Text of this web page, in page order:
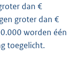
dan €
groter dan €
worden één
toegelicht.